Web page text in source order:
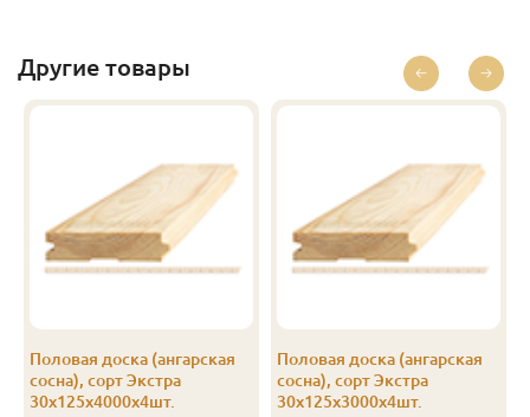
Другие товары
Половая доска (ангарская
сосна), сорт Экстра
30х125х4000х4шт.
Половая доска (ангарская
сосна), сорт Экстра
30х125х3000х4шт.